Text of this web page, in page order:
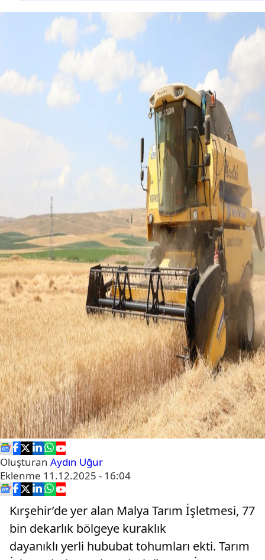
Oluşturan Aydın Uğur
Eklenme 11.12.2025 - 16:04
Kırşehir’de yer alan Malya Tarım İşletmesi, 77
bin dekarlık bölgeye kuraklık
dayanıklı yerli hububat tohumları ekti. Tarım